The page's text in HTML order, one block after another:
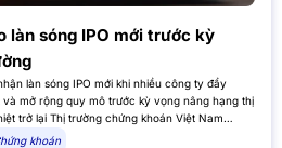
làn sóng IPO mới trước kỳ
làn sóng IPO mới khi nhiều công ty đẩy
mở rộng quy mô trước kỳ vọng nâng hạng thị
trở lại Thị trường chứng khoán Việt Nam
khoán